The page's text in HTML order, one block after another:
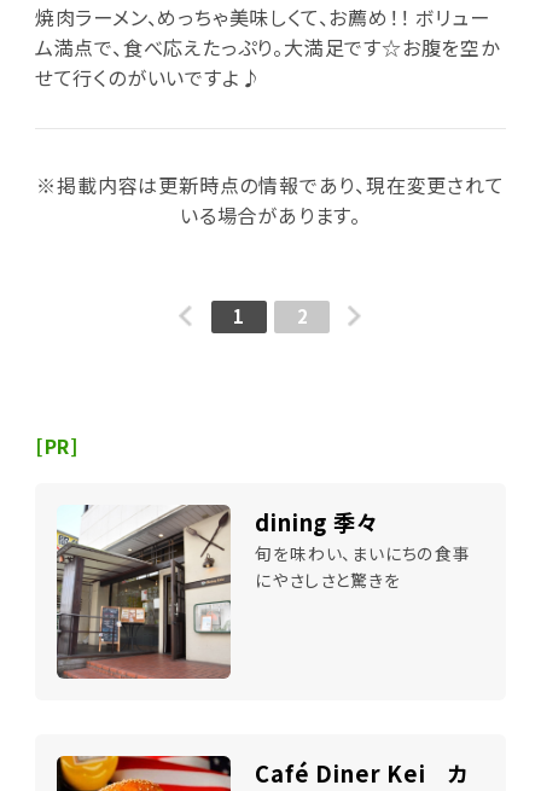
焼肉ラーメン、めっちゃ美味しくて、お薦め！！ ボリュー
ム満点で、食べ応えたっぷり。大満足です☆お腹を空か
せて行くのがいいですよ♪
※掲載内容は更新時点の情報であり、現在変更されて
いる場合があります。
1 2
[PR]
dining 季々
旬を味わい、まいにちの食事
にやさしさと驚きを
Café Diner Kei カ